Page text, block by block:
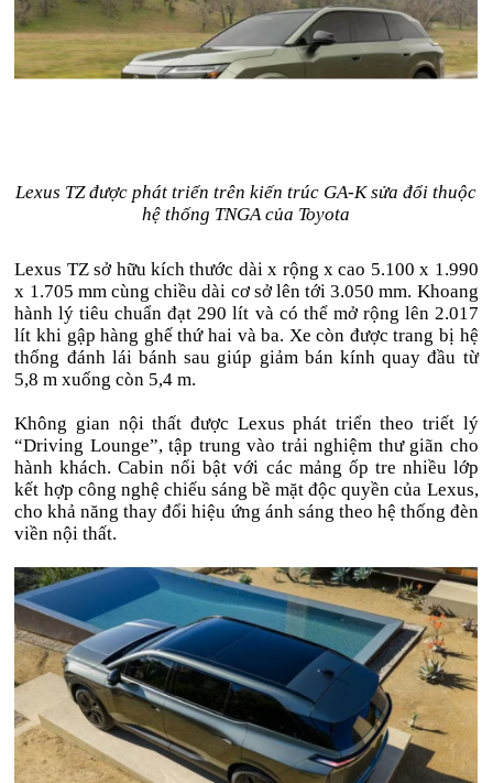
Lexus TZ được phát triển trên kiến trúc GA-K sửa đổi thuộc
hệ thống TNGA của Toyota
Lexus TZ sở hữu kích thước dài x rộng x cao 5.100 x 1.990
x 1.705 mm cùng chiều dài cơ sở lên tới 3.050 mm. Khoang
hành lý tiêu chuẩn đạt 290 lít và có thể mở rộng lên 2.017
lít khi gập hàng ghế thứ hai và ba. Xe còn được trang bị hệ
thống đánh lái bánh sau giúp giảm bán kính quay đầu từ
5,8 m xuống còn 5,4 m.
Không gian nội thất được Lexus phát triển theo triết lý
“Driving Lounge”, tập trung vào trải nghiệm thư giãn cho
hành khách. Cabin nổi bật với các mảng ốp tre nhiều lớp
kết hợp công nghệ chiếu sáng bề mặt độc quyền của Lexus,
cho khả năng thay đổi hiệu ứng ánh sáng theo hệ thống đèn
viền nội thất.